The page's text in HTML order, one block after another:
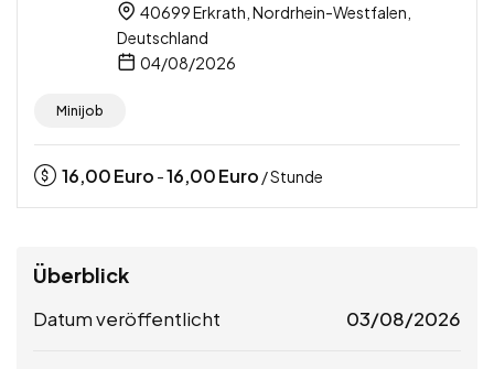
40699 Erkrath, Nordrhein-Westfalen,
Deutschland
04/08/2026
Minijob
16,00Euro -16,00Euro / Stunde
Überblick
Datum veröffentlicht 03/08/2026